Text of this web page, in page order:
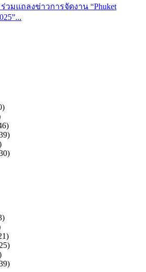
วมแถลงข่าวการจัดงาน “Phuket